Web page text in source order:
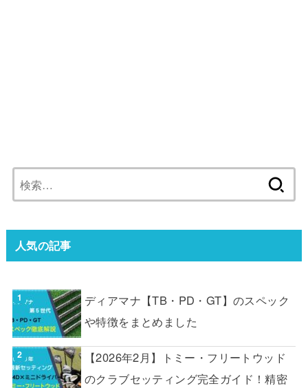
索:
人気の記事
ディアマナ【TB・PD・GT】のスペック
や特徴をまとめました
【2026年2月】トミー・フリートウッド
のクラブセッティング完全ガイド！精密